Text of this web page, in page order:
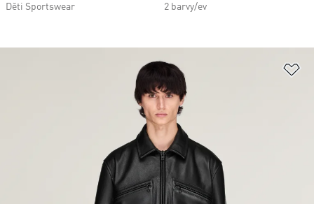
Děti Sportswear
2 barvy/ev